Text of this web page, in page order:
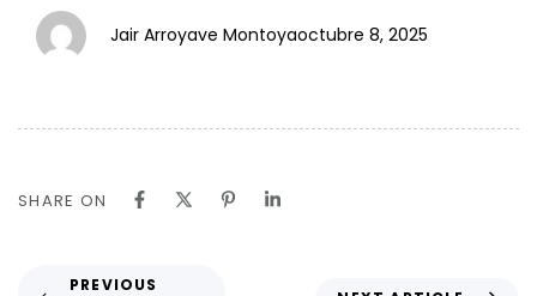
Jair Arroyave Montoyaoctubre 8, 2025
SHARE ON
PREVIOUS